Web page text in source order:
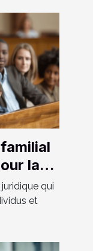
la
qui
et